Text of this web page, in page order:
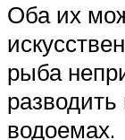
Оба их
рыба
водоемах.